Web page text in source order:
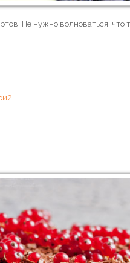
Не нужно волноваться, что